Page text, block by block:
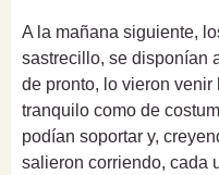
A la mañana siguiente,
sastrecillo, se disponían
de pronto, lo vieron
tranquilo como de
podían soportar y,
salieron corriendo, cada